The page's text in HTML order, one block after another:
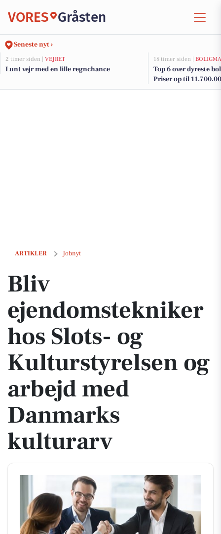
VORES Gråsten
Seneste nyt ›
2 timer siden | VEJRET
Lunt vejr med en lille regnchance
18 timer siden |
Top 6 over dyreste
Priser op til
ARTIKLER Jobnyt
Bliv ejendomstekniker hos Slots- og Kulturstyrelsen og arbejd med
Bliv
ejendomstekniker
hos Slots- og
Kulturstyrelsen og
arbejd med
Danmarks
kulturarv